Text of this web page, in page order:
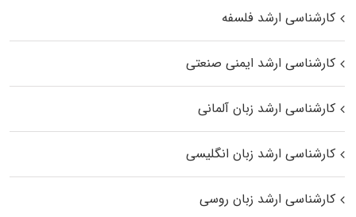
کارشناسی ارشد فلسفه
کارشناسی ارشد ایمنی صنعتی
کارشناسی ارشد زبان آلمانی
کارشناسی ارشد زبان انگلیسی
کارشناسی ارشد زبان روسی